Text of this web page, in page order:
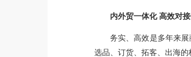
内外贸一体化 高效对
务实、高效是多年来
选品、订货、拓客、出海